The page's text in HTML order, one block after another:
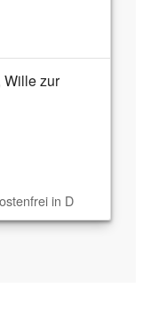
Wille zur
in D